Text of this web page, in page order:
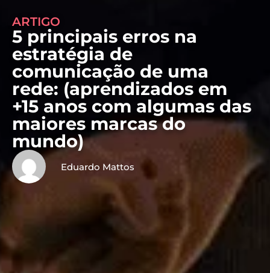
ARTIGO
5 principais erros na
estratégia de
comunicação de uma
rede: (aprendizados em
+15 anos com algumas das
maiores marcas do
mundo)
Eduardo Mattos